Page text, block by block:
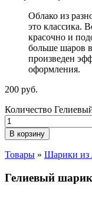
Облако из
это классика.
красочно и
больше шаров в
произведен
оформления.
200 руб.
Количество
В корзину
Товары » Шарики из
Гелиевый шарик